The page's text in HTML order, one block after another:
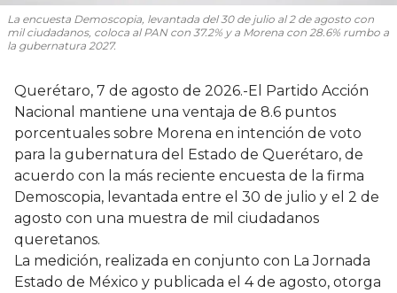
La encuesta Demoscopia, levantada del 30 de julio al 2 de agosto con
mil ciudadanos, coloca al PAN con 37.2% y a Morena con 28.6% rumbo a
la gubernatura 2027.
Querétaro, 7 de agosto de 2026.-El Partido Acción
Nacional mantiene una ventaja de 8.6 puntos
porcentuales sobre Morena en intención de voto
para la gubernatura del Estado de Querétaro, de
acuerdo con la más reciente encuesta de la firma
Demoscopia, levantada entre el 30 de julio y el 2 de
agosto con una muestra de mil ciudadanos
queretanos.
La medición, realizada en conjunto con La Jornada
Estado de México y publicada el 4 de agosto, otorga